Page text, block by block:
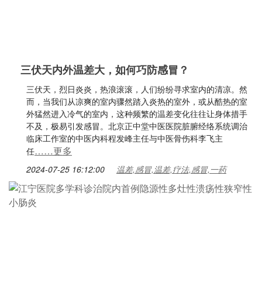
三伏天内外温差大，如何巧防感冒？
三伏天，烈日炎炎，热浪滚滚，人们纷纷寻求室内的清凉。然
而，当我们从凉爽的室内骤然踏入炎热的室外，或从酷热的室
外猛然进入冷气的室内，这种频繁的温差变化往往让身体措手
不及，极易引发感冒。北京正中堂中医医院脏腑经络系统调治
临床工作室的中医内科程发峰主任与中医骨伤科李飞主
任……更多
2024-07-25 16:12:00 温差,感冒,温差,疗法,感冒,一药